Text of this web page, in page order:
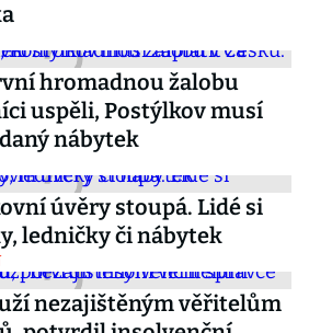
hromadnou žalobu
uspěli, Postýlkov musí
nábytek
úvěry stoupá. Lidé si
ledničky či nábytek
nezajištěným věřitelům